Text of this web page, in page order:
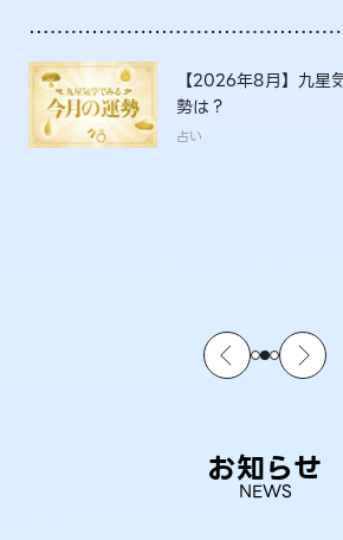
【2026年8月】九星
勢は？
占い
お知らせ
NEWS